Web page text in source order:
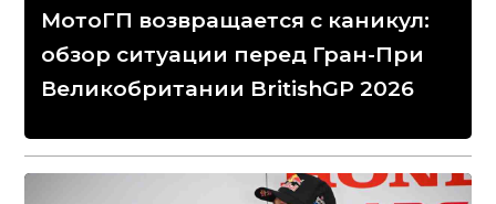
МотоГП возвращается с каникул:
обзор ситуации перед Гран-При
Великобритании BritishGP 2026